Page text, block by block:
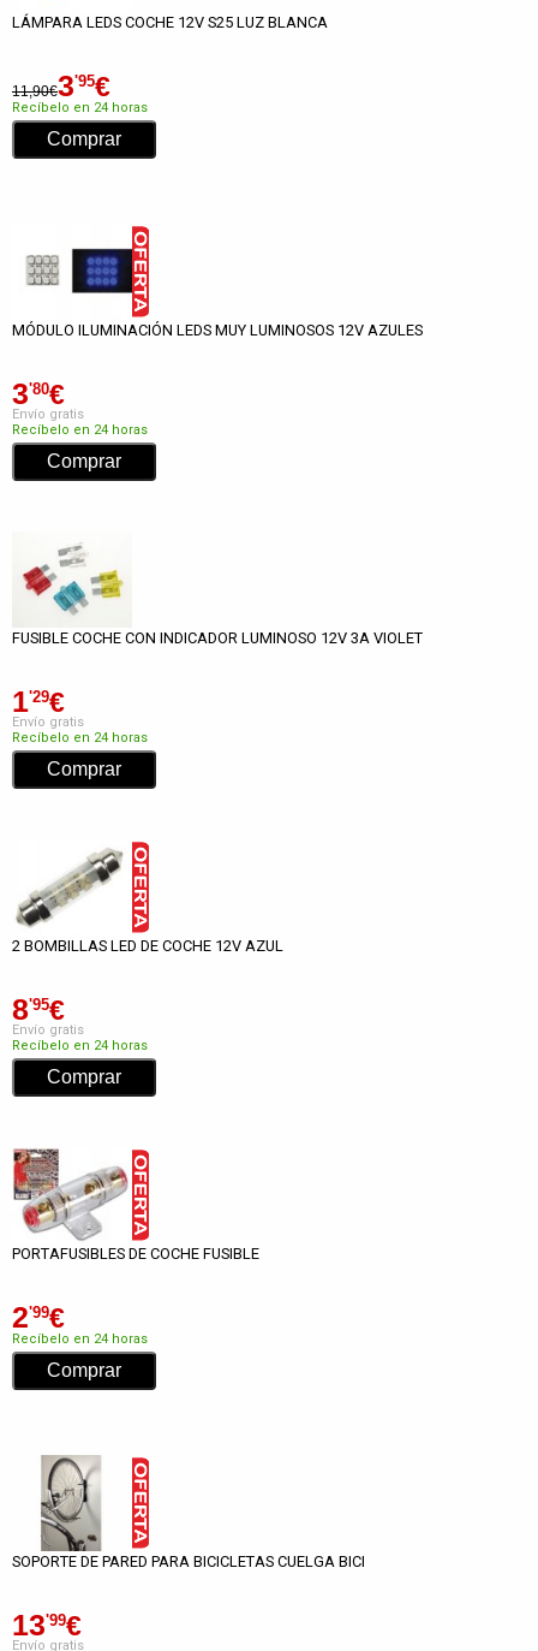
LÁMPARA LEDS COCHE 12V S25 LUZ BLANCA
11,90€3'95€
Recíbelo en 24 horas
MÓDULO ILUMINACIÓN LEDS MUY LUMINOSOS 12V AZULES
3'80€
Envío gratis
Recíbelo en 24 horas
FUSIBLE COCHE CON INDICADOR LUMINOSO 12V 3A VIOLET
1'29€
Envío gratis
Recíbelo en 24 horas
2 BOMBILLAS LED DE COCHE 12V AZUL
8'95€
Envío gratis
Recíbelo en 24 horas
PORTAFUSIBLES DE COCHE FUSIBLE
2'99€
Recíbelo en 24 horas
SOPORTE DE PARED PARA BICICLETAS CUELGA BICI
13'99€
Envío gratis